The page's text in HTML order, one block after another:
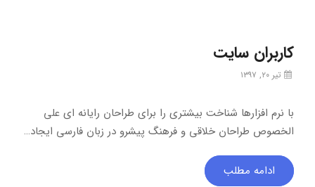
کاربران سایت
تیر ۲۰, ۱۳۹۷
با نرم افزارها شناخت بیشتری را برای طراحان رایانه ای علی
الخصوص طراحان خلاقی و فرهنگ پیشرو در زبان فارسی ایجاد…
ادامه مطلب